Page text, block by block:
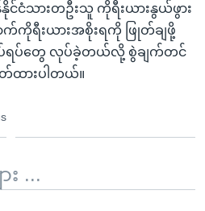
ငံသားတဦးသူ ကိုရီးယားနွယ်ဖွား
ာက်ကိုရီးယားအစိုးရကို ဖြုတ်ချဖို့
ရပ်တွေ လုပ်ခဲ့တယ်လို့ စွဲချက်တင်
တ်ထားပါတယ်။
...